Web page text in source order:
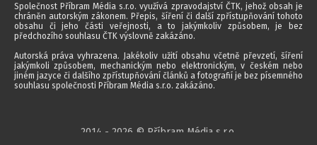
Společnost Příbram Média s.r.o. využívá zpravodajství ČTK, jehož obsah je
chráněn autorským zákonem. Přepis, šíření či další zpřístupňování tohoto
obsahu či jeho části veřejnosti, a to jakýmkoliv způsobem, je bez
předchozího souhlasu ČTK výslovně zakázáno.
Autorská práva vyhrazena. Jakékoliv užití obsahu včetně převzetí, šíření
jakýmkoli způsobem, mechanickým nebo elektronickým, v českém nebo
jiném jazyce či dalšího zpřístupňování článků a fotografií je bez písemného
souhlasu společnosti Příbram Média s.r.o. zakázáno.
2014 - 2026 © Příbram Média s.r.o.